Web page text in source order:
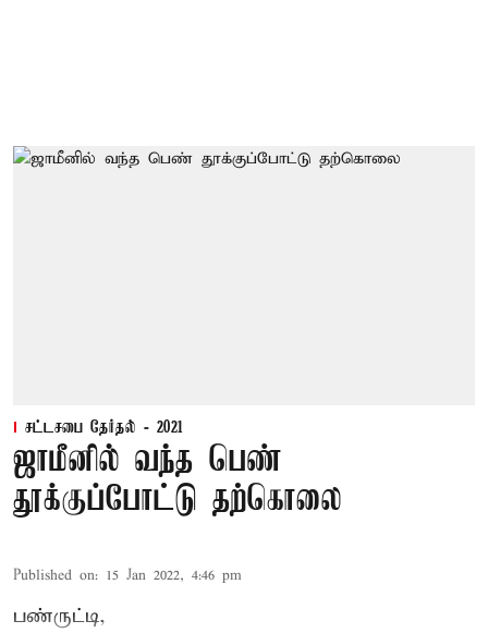
சட்டசபை தேர்தல் - 2021
ஜாமீனில் வந்த பெண்
தூக்குப்போட்டு தற்கொலை
Published on: 15 Jan 2022, 4:46 pm
பண்ருட்டி,